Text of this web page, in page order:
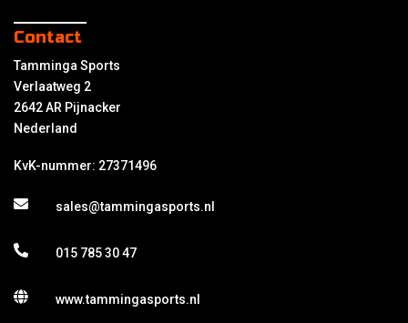
Contact
Tamminga Sports
Verlaatweg 2
2642 AR Pijnacker
Nederland
KvK-nummer: 27371496
sales@tammingasports.nl
015 785 30 47
www.tammingasports.nl